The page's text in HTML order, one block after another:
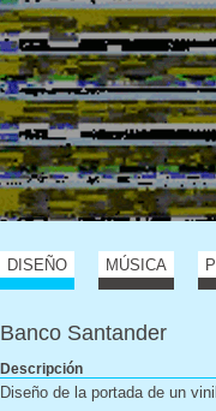
DISEÑO MÚSICA
Banco Santander
Descripción
Diseño de la portada de un